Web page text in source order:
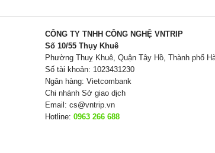
CÔNG TY TNHH CÔNG NGHỆ VNTRIP
Số 10/55 Thụy Khuê
Phường Thuỵ Khuê, Quận Tây Hồ, Thành phố
Số tài khoản: 1023431230
Ngân hàng: Vietcombank
Chi nhánh Sở giao dịch
Email: cs@vntrip.vn
Hotline: 0963 266 688